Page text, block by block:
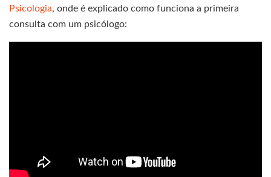
Psicologia, onde é explicado como funciona a primeira
consulta com um psicólogo: